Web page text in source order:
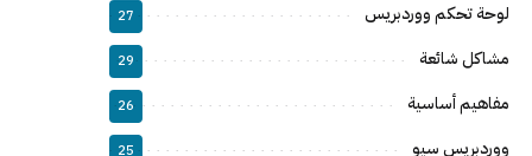
لوحة تحكم ووردبريس 27
مشاكل شائعة 29
مفاهيم أساسية 26
ووردبريس سيو 25